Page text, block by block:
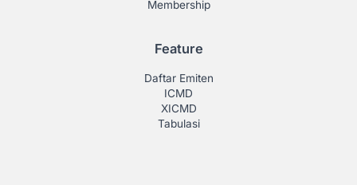
Membership
Feature
Daftar Emiten
ICMD
XICMD
Tabulasi